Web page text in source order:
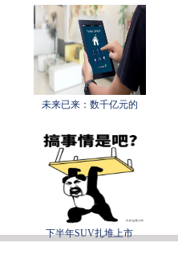
未来已来：数千亿元的
下半年SUV扎堆上市